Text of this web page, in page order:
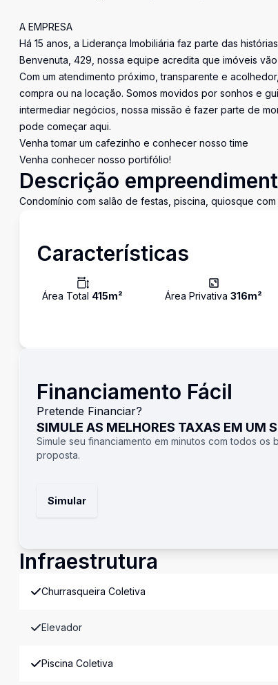
A EMPRESA
Há 15 anos, a Liderança Imobiliária faz parte das
Benvenuta, 429, nossa equipe acredita que imóveis
Com um atendimento próximo, transparente e
compra ou na locação. Somos movidos por sonhos e
intermediar negócios, nossa missão é fazer parte de
pode começar aqui.
Venha tomar um cafezinho e conhecer nosso time
Venha conhecer nosso portifólio!
Descrição
Condomínio com salão de festas, piscina, quiosque
Características
Área Total 415m² Área Privativa316m²
Financiamento Fácil
Pretende Financiar?
SIMULE AS MELHORES TAXAS EM UM
Simule seu financiamento em minutos com todos os
proposta.
Simular
Infraestrutura
Churrasqueira Coletiva
Elevador
Piscina Coletiva